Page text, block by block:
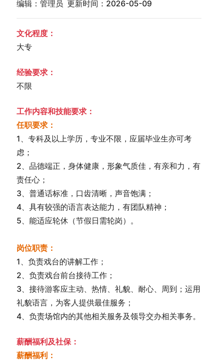
编辑：管理员 更新时间：2026-05-09
文化程度：
大专
经验要求：
不限
工作内容和技能要求：
任职要求：
1、专科及以上学历，专业不限，应届毕业生亦可考
虑；
2、品德端正，身体健康，形象气质佳，有亲和力，有
责任心；
3、普通话标准，口齿清晰，声音饱满；
4、具有较强的语言表达能力，有团队精神；
5、能适应轮休（节假日需轮岗）。
岗位职责：
1、负责戏台的讲解工作；
2、负责戏台前台接待工作；
3、接待游客应主动、热情、礼貌、耐心、周到；运用
礼貌语言，为客人提供最佳服务；
4、负责场馆内的其他相关服务及领导交办相关事务。
薪酬福利及社保：
薪酬福利：